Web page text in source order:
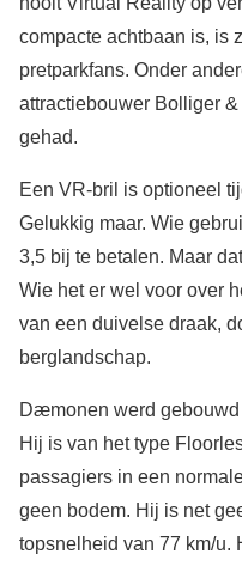
compacte achtbaan is, is
pretparkfans. Onder
attractiebouwer Bolliger
gehad.
Een VR-bril is optioneel
Gelukkig maar. Wie
3,5 bij te betalen. Maar
Wie het er wel voor over
van een duivelse draak,
berglandschap.
Dæmonen werd
Hij is van het type
passagiers in een
geen bodem. Hij is net
topsnelheid van 77 km/u.